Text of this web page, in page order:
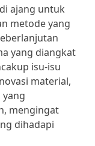
ajang untuk
metode yang
yang diangkat
isu-isu
material,
yang
mengingat
dihadapi